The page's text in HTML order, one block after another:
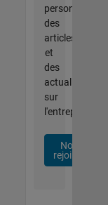
personnalisées,
des
articles
et
des
actualités
sur
l'entreprise.
Nous
rejoindre